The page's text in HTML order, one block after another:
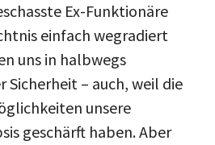
Ex-Funktionäre
einfach wegradiert
uns in halbwegs
– auch, weil die
unsere
geschärft haben. Aber